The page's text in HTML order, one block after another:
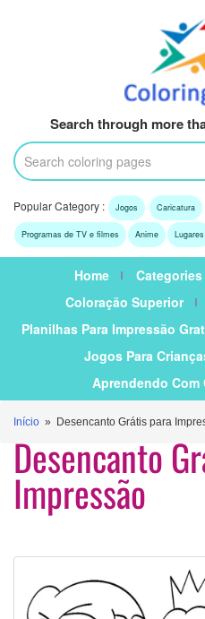
Search through more
Popular Category : Jogos Caricatura
Programas de TV e filmes Anime Lugares
Home Categories
Coloração Superior
Planilhas Para Impressão
Jogos Para
Aprendendo Com
Início » Desencanto Grátis para
Desencanto
Impressão